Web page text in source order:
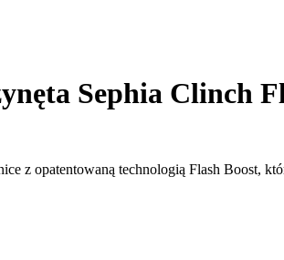
Sephia Clinch
z opatentowaną technologią Flash Boost,